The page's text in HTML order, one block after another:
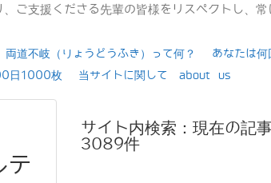
ご支援くださる先輩の皆様をリスペクトし、常
両道不岐（りょうどうふき）って何？
あなたは何
日1000枚 当サイトに関して about us
サイト内検索：現在の記
3089件